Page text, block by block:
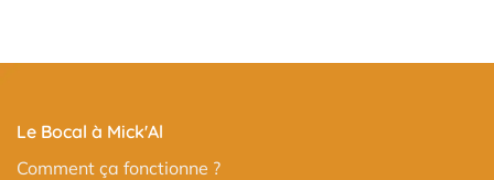
Le Bocal à Mick'Al
Comment ça fonctionne ?